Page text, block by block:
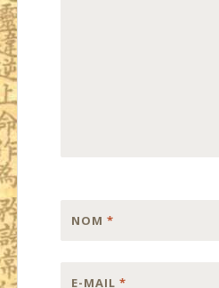
NOM*
E-MAIL*